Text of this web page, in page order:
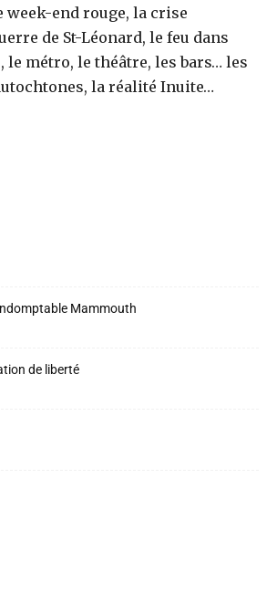
week-end rouge, la crise
de St-Léonard, le feu dans
métro, le théâtre, les bars… les
la réalité Inuite…
Mammouth
de liberté